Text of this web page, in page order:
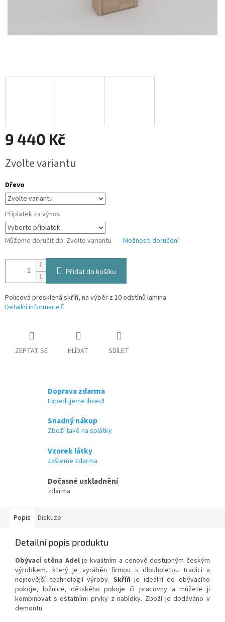
9 440 Kč
cena:
Zvolte variantu
Dřevo
Příplatek za výnos
Můžeme doručit do: Zvolte variantu Možnosti doručení
Přidat do košíku
Policová prosklená skříň, na výběr z 10 odstínů lamina
Detailní informace
ZEPTAT SE HLÍDAT SDÍLET
Doprava zdarma
Expedujeme ihned!
Snadný nákup
Zboží také na splátky
Vzorek látky
zašleme zdarma
Dočasné uskladnění
zdarma
Popis Diskuze
Detailní popis produktu
Obývací stěna Adelje kvalitním a cenově dostupným českým
výrobkem, který je vyráběn firmou s dlouholetou tradicí a
nejnovější technologií výroby. Skříň je ideální do obývacího
pokoje, ložnice, dětského pokoje či pracovny a můžete ji
kombinovat s ostatními prvky z nabídky. Zboží je dodáváno v
demontu.